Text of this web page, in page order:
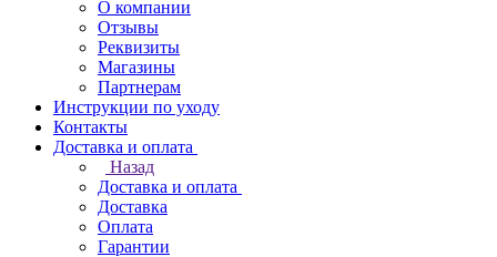
О компании
Отзывы
Реквизиты
Магазины
Партнерам
Инструкции по уходу
Контакты
Доставка и оплата
Назад
Доставка и оплата
Доставка
Оплата
Гарантии